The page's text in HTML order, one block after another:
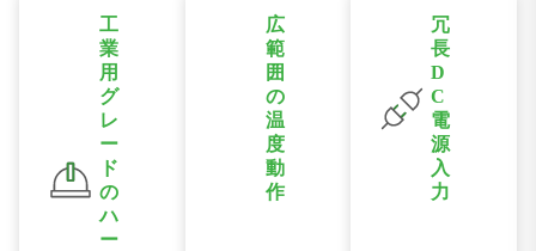
イヤ2管理機能
をサポートし、
柔軟なネットワ
ーク制御を実現
します。
STP、RSTP、
MSTPなどの産
業用イーサネッ
ト冗長化メカニ
ズムをサポート
します。
ルコンソールを
介した柔軟なネ
ットワーク管理
機能を提供し、
設定とメンテナ
ンスを簡素化し
工
業
用
グ
レ
ー
ド
の
ハ
ー
広
範
囲
の
温
度
動
作
冗
長
D
C
電
源
入
力